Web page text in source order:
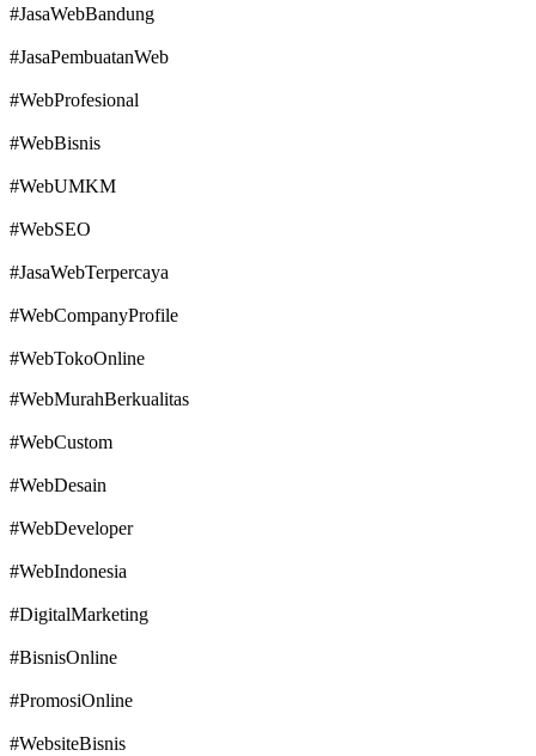
#JasaWebBandung
#JasaPembuatanWeb
#WebProfesional
#WebBisnis
#WebUMKM
#WebSEO
#JasaWebTerpercaya
#WebCompanyProfile
#WebTokoOnline
#WebMurahBerkualitas
#WebCustom
#WebDesain
#WebDeveloper
#WebIndonesia
#DigitalMarketing
#BisnisOnline
#PromosiOnline
#WebsiteBisnis